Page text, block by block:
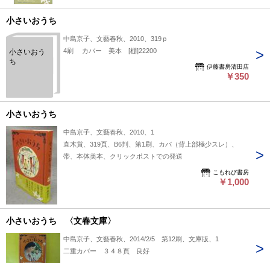
小さいおうち
小さいおう
ち
中島京子、文藝春秋、2010、319ｐ
4刷 カバー 美本 [棚]22200
伊藤書房清田店
￥350
小さいおうち
中島京子、文藝春秋、2010、1
直木賞、319頁、B6判、第1刷、カバ（背上部極少スレ）、
帯、本体美本、クリックポストでの発送
こもれび書房
￥1,000
小さいおうち 〈文春文庫〉
中島京子、文藝春秋、2014/2/5 第12刷、文庫版、1
二重カバー ３４８頁 良好